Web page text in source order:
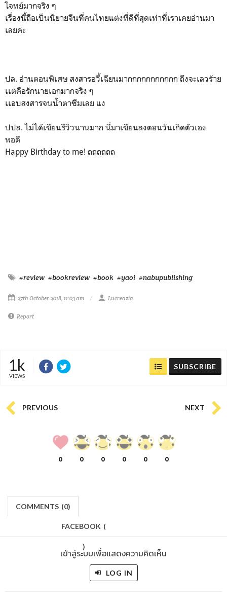
โจทย์มากจริง ๆ
เรื่องนี้ถือเป็นนิยายจีนที่คนไทยแต่งที่ดีที่สุดเท่าที่เราเคยอ่านมา
เลยค่ะ
ปล. อ่านตอนพิเศษ สงสารอวี้เฉียนมากกกกกกกกกกก ถึงจะเลวร้าย
เเต่คือรักนายเอกมากจริง ๆ
เเอบสงสารจนน้ำตาซึมเลย แง
ปปล. ไม่ได้เขียนรีวิวนานมาก นี่มาเขียนลงตอนวันเกิดตัวเอง
พอดี
Happy Birthday to me! ถถถถถถ
#review #bookreview #book #yaoi #nabupublishing
27th October 2018, 11:03 am Lucreazia
Report
1k
VIEWS
SUBSCRIBE
PREVIOUS NEXT
0 0 0 0 0 0
COMMENTS (0)
FACEBOOK (
)
เข้าสู่ระบบเพื่อแสดงความคิดเห็น
LOG IN